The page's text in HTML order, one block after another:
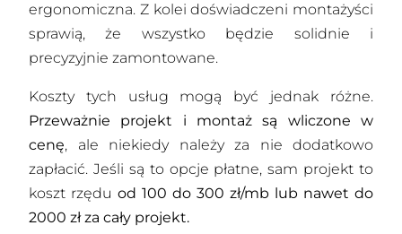
ergonomiczna. Z kolei doświadczeni montażyści
sprawią, że wszystko będzie solidnie i
precyzyjnie zamontowane.
Koszty tych usług mogą być jednak różne.
Przeważnie projekt i montaż są wliczone w
cenę, ale niekiedy należy za nie dodatkowo
zapłacić. Jeśli są to opcje płatne, sam projekt to
koszt rzędu od 100 do 300 zł/mb lub nawet do
2000 zł za cały projekt.